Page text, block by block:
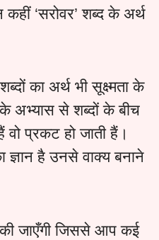
‘सरोवर’ शब्द के अर्थ
का अर्थ भी सूक्ष्मता के
अभ्यास से शब्दों के बीच
वो प्रकट हो जाती हैं।
ज्ञान है उनसे वाक्य बनाने
जाएँगी जिससे आप कई